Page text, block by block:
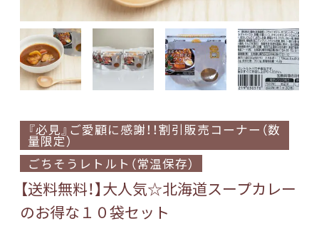
『必見』ご愛顧に感謝！！割引販売コーナー（数
量限定）
ごちそうレトルト（常温保存）
【送料無料！】大人気☆北海道スープカレー
のお得な１０袋セット